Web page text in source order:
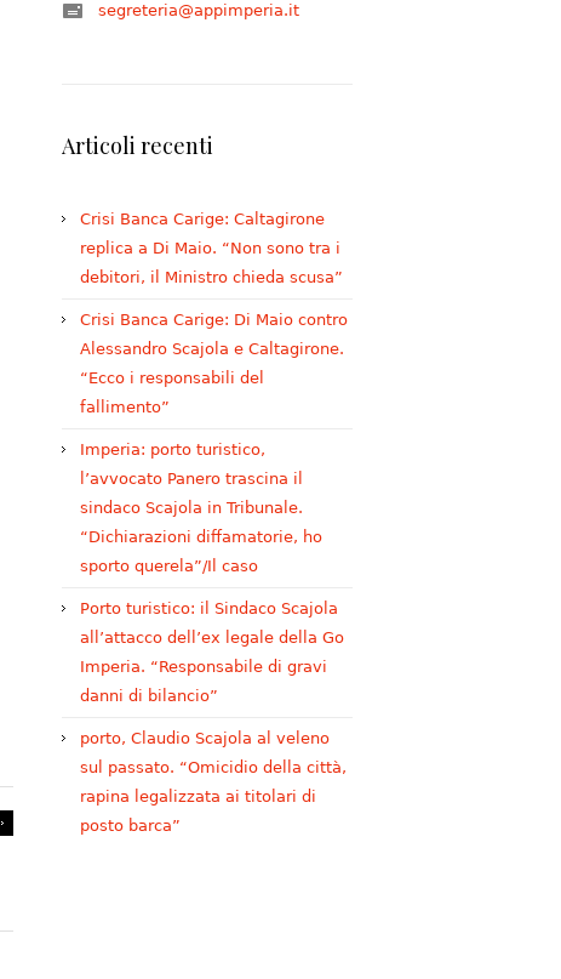
segreteria@appimperia.it
Articoli recenti
Crisi Banca Carige: Caltagirone
replica a Di Maio. “Non sono tra i
debitori, il Ministro chieda scusa”
Crisi Banca Carige: Di Maio contro
Alessandro Scajola e Caltagirone.
“Ecco i responsabili del
fallimento”
Imperia: porto turistico,
l’avvocato Panero trascina il
sindaco Scajola in Tribunale.
“Dichiarazioni diffamatorie, ho
sporto querela”/Il caso
Porto turistico: il Sindaco Scajola
all’attacco dell’ex legale della Go
Imperia. “Responsabile di gravi
danni di bilancio”
porto, Claudio Scajola al veleno
sul passato. “Omicidio della città,
rapina legalizzata ai titolari di
posto barca”